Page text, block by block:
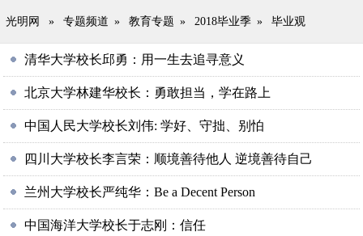
光明网 » 专题频道 » 教育专题 » 2018毕业季 » 毕业观
清华大学校长邱勇：用一生去追寻意义
北京大学林建华校长：勇敢担当，学在路上
中国人民大学校长刘伟: 学好、守拙、别怕
四川大学校长李言荣：顺境善待他人 逆境善待自己
兰州大学校长严纯华：Be a Decent Person
中国海洋大学校长于志刚：信任